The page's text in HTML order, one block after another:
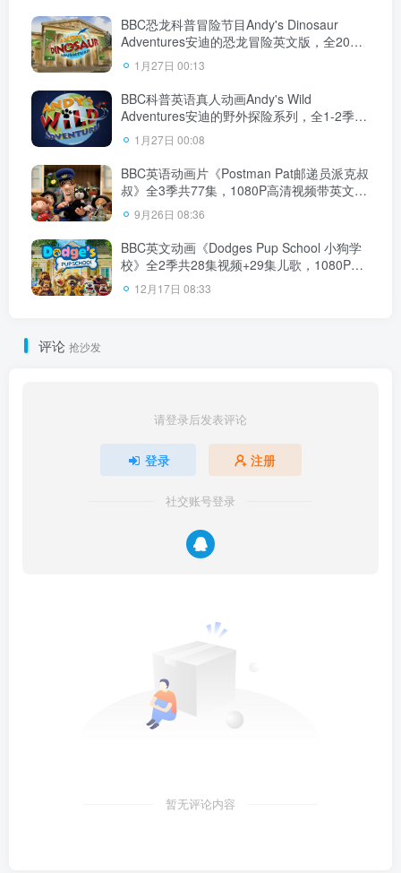
BBC恐龙科普冒险节目Andy's Dinosaur
Adventures安迪的恐龙冒险英文版，全20
集，1080P高清视频带英文字幕，百度网盘
下载！
1月27日 00:13
BBC科普英语真人动画Andy's Wild
Adventures安迪的野外探险系列，全1-2季共
40集，1080P高清视频带英文字幕，百度网
盘下载！
1月27日 00:08
BBC英语动画片《Postman Pat邮递员派克叔
叔》全3季共77集，1080P高清视频带英文字
幕，百度网盘下载！
9月26日 08:36
BBC英文动画《Dodges Pup School 小狗学
校》全2季共28集视频+29集儿歌，1080P高
清视频带英文字幕，百度网盘下载！
12月17日 08:33
评论 抢沙发
请登录后发表评论
登录 注册
社交账号登录
暂无评论内容